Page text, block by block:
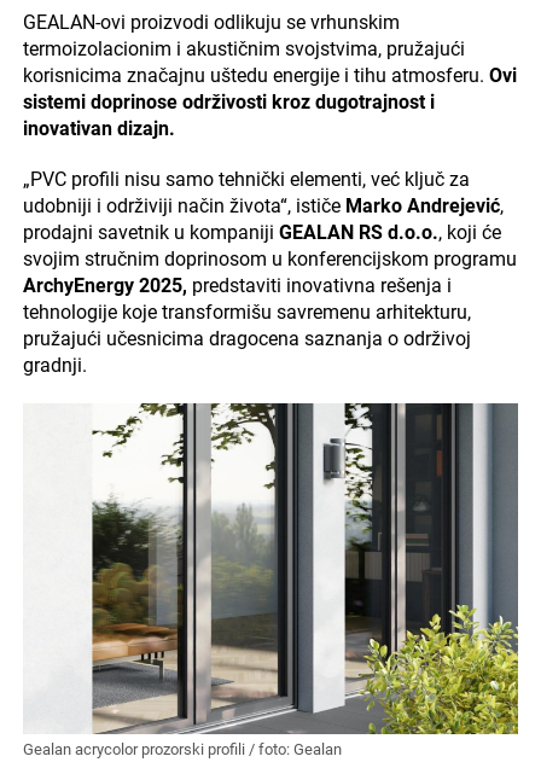
GEALAN-ovi proizvodi odlikuju se vrhunskim
termoizolacionim i akustičnim svojstvima, pružajući
korisnicima značajnu uštedu energije i tihu atmosferu. Ovi
sistemi doprinose održivosti kroz dugotrajnost i
inovativan dizajn.
„PVC profili nisu samo tehnički elementi, već ključ za
udobniji i održiviji način života“, ističe Marko Andrejević,
prodajni savetnik u kompaniji GEALAN RS d.o.o., koji će
svojim stručnim doprinosom u konferencijskom programu
ArchyEnergy 2025, predstaviti inovativna rešenja i
tehnologije koje transformišu savremenu arhitekturu,
pružajući učesnicima dragocena saznanja o održivoj
gradnji.
Gealan acrycolor prozorski profili / foto: Gealan